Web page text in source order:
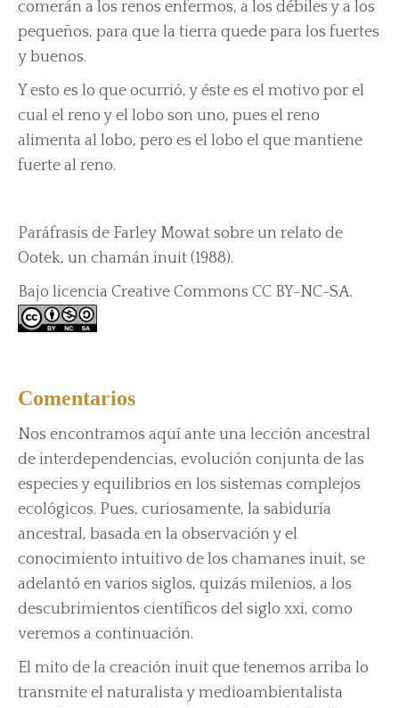
comerán a los renos enfermos, a los débiles y a los
pequeños, para que la tierra quede para los fuertes
y buenos.
Y esto es lo que ocurrió, y éste es el motivo por el
cual el reno y el lobo son uno, pues el reno
alimenta al lobo, pero es el lobo el que mantiene
fuerte al reno.
Paráfrasis de Farley Mowat sobre un relato de
Ootek, un chamán inuit (1988).
Bajo licencia Creative Commons CC BY-NC-SA.
Comentarios
Nos encontramos aquí ante una lección ancestral
de interdependencias, evolución conjunta de las
especies y equilibrios en los sistemas complejos
ecológicos. Pues, curiosamente, la sabiduría
ancestral, basada en la observación y el
conocimiento intuitivo de los chamanes inuit, se
adelantó en varios siglos, quizás milenios, a los
descubrimientos científicos del siglo xxi, como
veremos a continuación.
El mito de la creación inuit que tenemos arriba lo
transmite el naturalista y medioambientalista